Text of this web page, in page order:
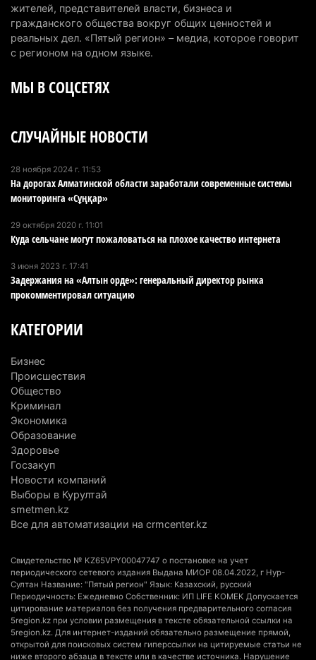
В Алматинской области второй день не могут
потушить пожар в Аксайском ущелье
4 августа 2026 г. 13:02
В Алматы приостановили лицензии 350
строительным компаниям
возглавил аппарат города
4 августа 2026 г. 11:40 140
в число регионов с самым большим
4 августа 2026 г. 09:09
«От экспорта сырья - к сложным
Актобе план диверсификации
Солдат-срочник выпал из окна четвертого этажа
казармы в Конаеве
3 августа 2026 г. 18:08
Спустя 78 лет тигр вновь вернулся в дикую
природу Алматинской области
Кыргызстан обогнал Казахстан по темпам роста
3 августа 2026 г. 15:43 150
На выборах в Курултай можно будет
проголосовать «Против всех»
3 августа 2026 г. 13:51 302
жителей, представителей власти, бизнеса и
гражданского общества вокруг общих ценностей и
реальных дел. «Пятый регион» – медиа, которое говорит
с регионом на одном языке.
МЫ В СОЦСЕТЯХ
СЛУЧАЙНЫЕ НОВОСТИ
28 ноября 2024 г. 11:53
На дорогах Алматинской области заработали современные системы
мониторинга «Сұңқар»
29 октября 2020 г. 11:01
Куда сельчане могут пожаловаться на плохое качество интернета
3 июня 2023 г. 17:41
Задержания на «Алтын орде»: генеральный директор рынка
прокомментировал ситуацию
КАТЕГОРИИ
Бизнес
Происшествия
Общество
Криминал
Экономика
Образование
Здоровье
Госзакуп
Новости компаний
Выборы в Курултай
smetmen.kz
Все для автоматизации на crmcenter.kz
Свидетельство № KZ65VPY00047747 о постановке на учет
периодического сетевого издания Выдана МИОР 08.04.2022, г Нур-
Султан Название: "Пятый регион" Язык: Казахский, русский
Периодичность: Ежедневно Собственник: ИП LIFE KOMEK Допускается
цитирование материалов без получения предварительного согласия
5region.kz при условии размещения в тексте обязательной ссылки на
5region.kz. Для интернет-изданий обязательно размещение прямой,
открытой для поисковых систем гиперссылки на цитируемые статьи не
ниже второго абзаца в тексте или в качестве источника. Нарушение